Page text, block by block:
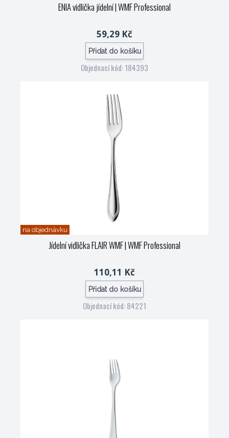
ENIA vidlička jídelní| WMF Professional
59,29 Kč
Přidat do košíku
Objednací kód: 184393
na objednávku
Jídelní vidlička FLAIR WMF| WMF Professional
110,11 Kč
Přidat do košíku
Objednací kód: 84221